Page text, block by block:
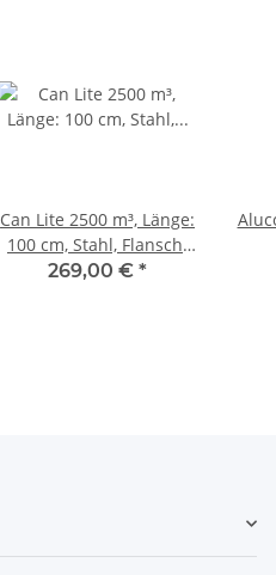
Can Lite 2500 m³, Länge:
100 cm, Stahl, Flansch:
250
269,00 € *